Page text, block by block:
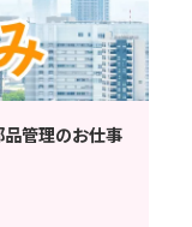
品管理のお仕事